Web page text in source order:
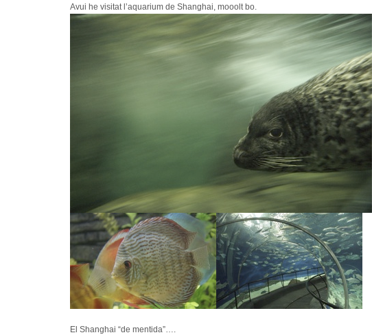
Avui he visitat l’aquarium de Shanghai, mooolt bo.
El Shanghai “de mentida”….